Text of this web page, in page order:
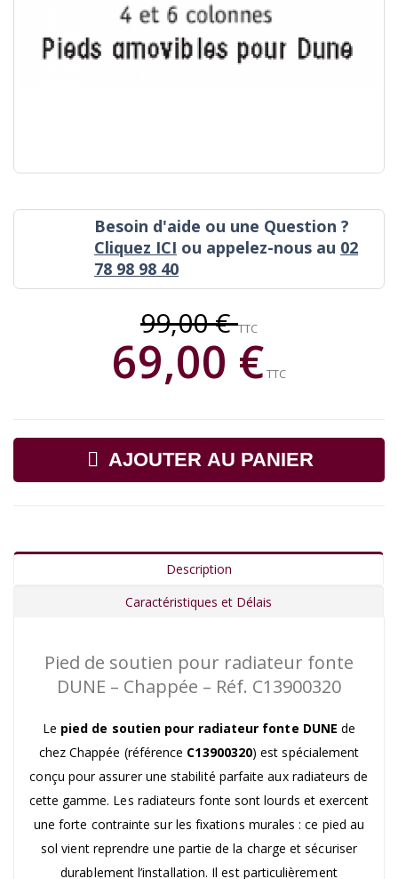
Besoin d'aide ou une Question ?
Cliquez ICI ou appelez-nous au 02
78 98 98 40
99,00 €TTC
69,00 €TTC
AJOUTER AU PANIER
Description
Caractéristiques et Délais
Pied de soutien pour radiateur fonte
DUNE – Chappée – Réf. C13900320
Le pied de soutien pour radiateur fonte DUNE de
chez Chappée (référence C13900320) est spécialement
conçu pour assurer une stabilité parfaite aux radiateurs de
cette gamme. Les radiateurs fonte sont lourds et exercent
une forte contrainte sur les fixations murales : ce pied au
sol vient reprendre une partie de la charge et sécuriser
durablement l’installation. Il est particulièrement